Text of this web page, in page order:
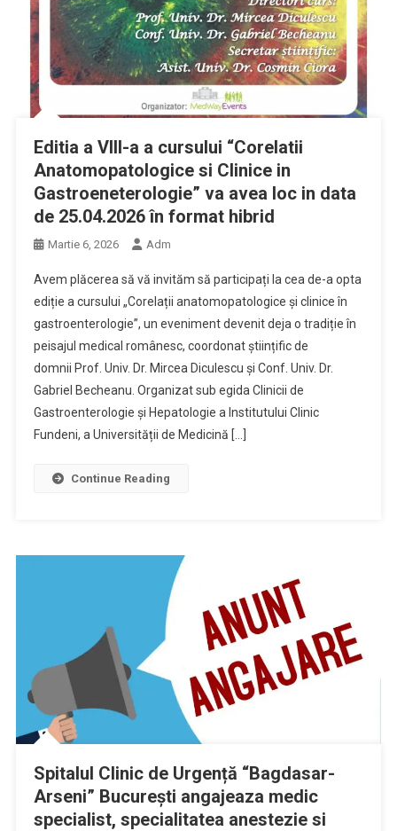
Editia a VIII-a a cursului “Corelatii
Anatomopatologice si Clinice in
Gastroeneterologie” va avea loc in data
de 25.04.2026 în format hibrid
Martie 6, 2026 Adm
Avem plăcerea să vă invităm să participați la cea de-a opta
ediție a cursului „Corelații anatomopatologice și clinice în
gastroenterologie”, un eveniment devenit deja o tradiție în
peisajul medical românesc, coordonat științific de
domnii Prof. Univ. Dr. Mircea Diculescu și Conf. Univ. Dr.
Gabriel Becheanu. Organizat sub egida Clinicii de
Gastroenterologie și Hepatologie a Institutului Clinic
Fundeni, a Universității de Medicină […]
Continue Reading
Spitalul Clinic de Urgență “Bagdasar-
Arseni” Bucureşti angajeaza medic
specialist, specialitatea anestezie si